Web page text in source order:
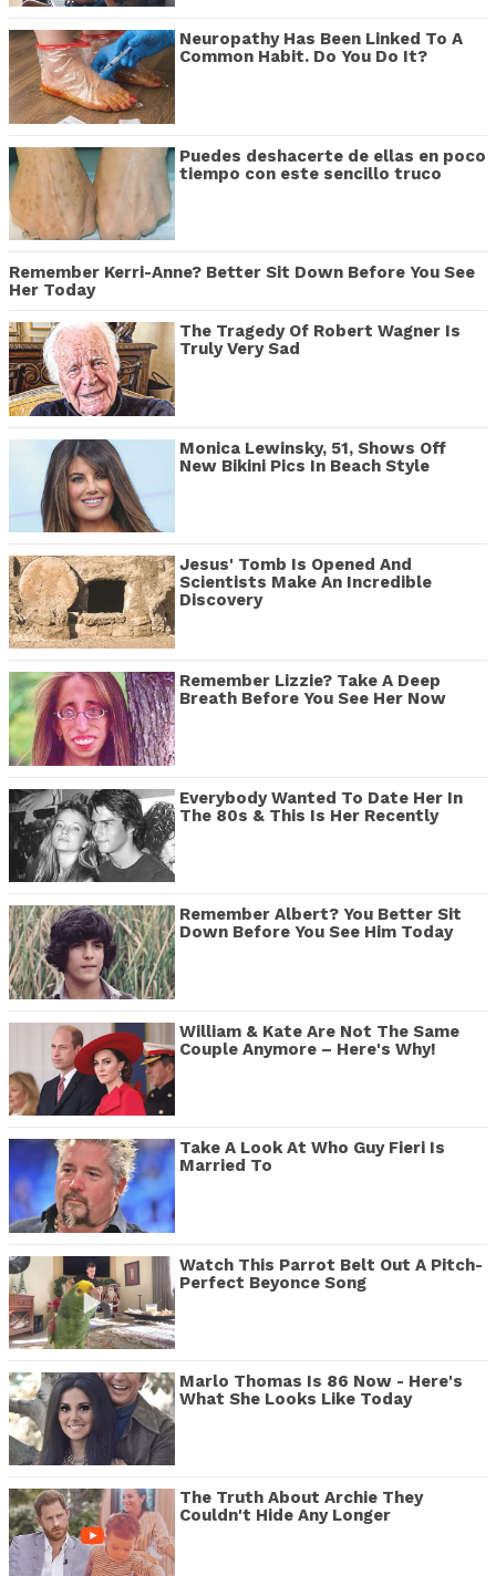
Neuropathy Has Been Linked To A
Common Habit. Do You Do It?
Puedes deshacerte de ellas en poco
tiempo con este sencillo truco
Remember Kerri-Anne? Better Sit Down Before You See
Her Today
The Tragedy Of Robert Wagner Is
Truly Very Sad
Monica Lewinsky, 51, Shows Off
New Bikini Pics In Beach Style
Jesus' Tomb Is Opened And
Scientists Make An Incredible
Discovery
Remember Lizzie? Take A Deep
Breath Before You See Her Now
Everybody Wanted To Date Her In
The 80s & This Is Her Recently
Remember Albert? You Better Sit
Down Before You See Him Today
William & Kate Are Not The Same
Couple Anymore – Here's Why!
Take A Look At Who Guy Fieri Is
Married To
Watch This Parrot Belt Out A Pitch-
Perfect Beyonce Song
Marlo Thomas Is 86 Now - Here's
What She Looks Like Today
The Truth About Archie They
Couldn't Hide Any Longer